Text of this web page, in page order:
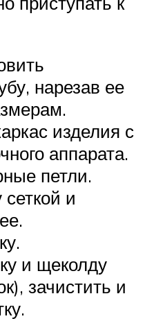
нарезав ее
изделия с
аппарата.
петли.
и
и щеколду
зачистить и